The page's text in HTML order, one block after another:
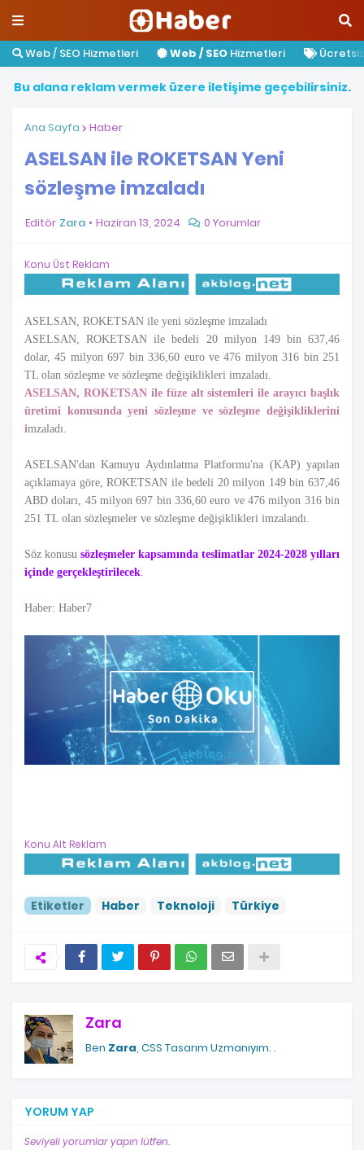
Web / SEO Hizmetleri Web / SEO Hizmetleri
Bu alana reklamvermek üzere iletişime geçebilirsiniz.
Ana Sayfa Haber
ASELSAN ile ROKETSAN Yeni
sözleşme imzaladı
Editör Zara Haziran 13, 2024 0 Yorumlar
Konu Üst Reklam
ASELSAN, ROKETSAN ile yeni sözleşme imzaladı
ASELSAN, ROKETSAN ile bedeli 20 milyon 149 bin 637,46
dolar, 45 milyon 697 bin 336,60 euro ve 476 milyon 316 bin 251
TL olan sözleşme ve sözleşme değişiklikleri imzaladı.
ASELSAN, ROKETSAN ile füze alt sistemleri ile arayıcı başlık
üretimi konusunda yeni sözleşme ve sözleşme değişikliklerini
imzaladı.
ASELSAN'dan Kamuyu Aydınlatma Platformu'na (KAP) yapılan
açıklamaya göre, ROKETSAN ile bedeli 20 milyon 149 bin 637,46
ABD doları, 45 milyon 697 bin 336,60 euro ve 476 milyon 316 bin
251 TL olan sözleşmeler ve sözleşme değişiklikleri imzalandı.
Söz konusu sözleşmeler kapsamında teslimatlar 2024-2028 yılları
içinde gerçekleştirilecek.
Haber: Haber7
Konu Alt Reklam
Etiketler Haber Teknoloji Türkiye
Zara
Ben Zara, CSS Tasarım Uzmanıyım. .
YORUM YAP
Seviyeli yorumlar yapın lütfen.